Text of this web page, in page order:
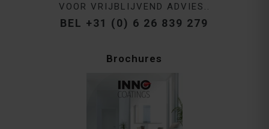
VOOR VRIJBLIJVEND ADVIES..
BEL +31 (0) 6 26 839 279
Brochures